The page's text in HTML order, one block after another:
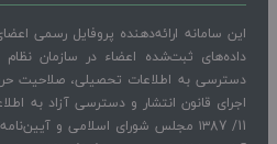
این سامانه ارائه‌دهنده پروفایل رسمی
داده‌های ثبت‌شده اعضاء در سازمان
دسترسی به اطلاعات تحصیلی، صلاحیت
11/ ۱۳87 مجلس شورای اسلامی و